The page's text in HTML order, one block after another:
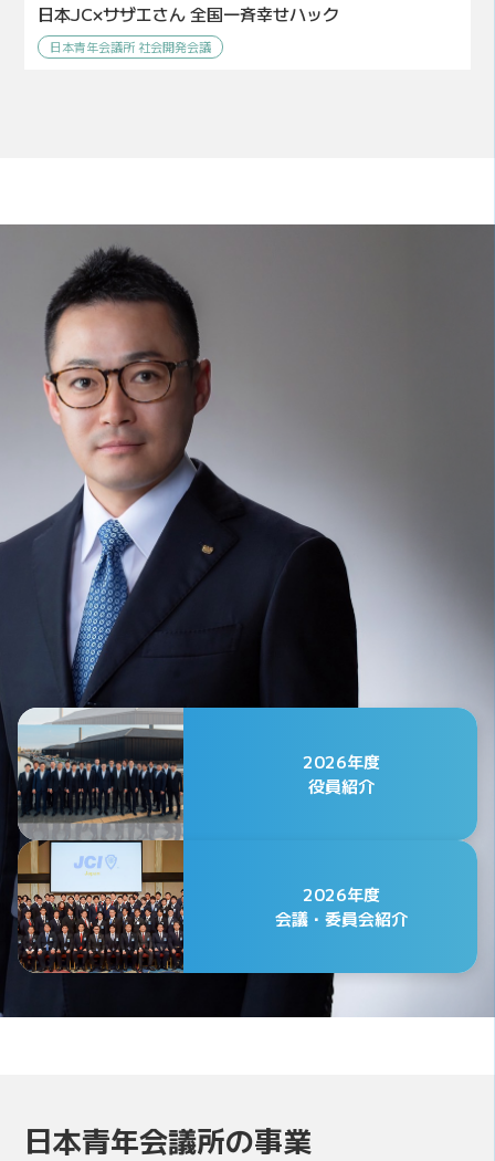
日本JC×サザエさん 全国一斉幸せハック
日本青年会議所 社会開発会議
2026年度
役員紹介
2026年度
会議・委員会紹介
日本青年会議所の事業